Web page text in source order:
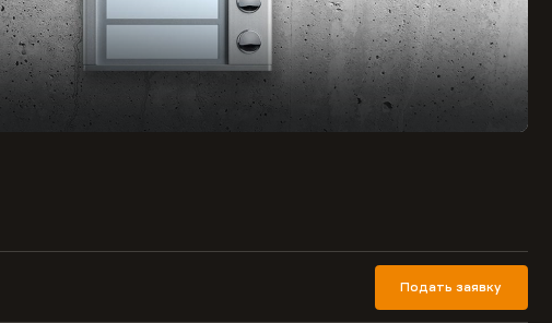
Подать заявку